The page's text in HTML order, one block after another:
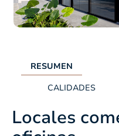
RESUMEN
CALIDADES
Locales